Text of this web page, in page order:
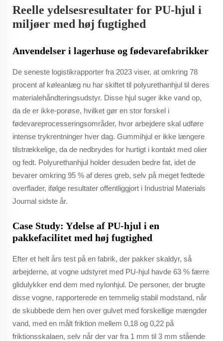
Reelle ydelsesresultater for PU-hjul i
miljøer med høj fugtighed
Anvendelser i lagerhuse og fødevarefabrikker
De seneste logistikrapporter fra 2023 viser, at omkring 78
procent af køleanlæg nu har skiftet til polyurethanhjul til deres
materialehåndteringsudstyr. Disse hjul suger ikke vand op,
da de er ikke-porøse, hvilket gør en stor forskel i
fødevareprocesseringsområder, hvor arbejdere skal udføre
intense trykrentninger hver dag. Gummihjul er ikke længere
tilstrækkelige, da de nedbrydes for hurtigt i kontakt med olier
og fedt. Polyurethanhjul holder desuden bedre fat, idet de
bevarer omkring 95 % af deres greb, selv på meget fedtede
overflader, ifølge resultater offentliggjort i Industrial Materials
Journal sidste år.
Case Study: Ydelse af PU-hjul i en
pakkefacilitet med høj fugtighed
Efter et helt års test på en fabrik, der pakker skaldyr, så
arbejderne, at vogne udstyret med PU-hjul havde 63 % færre
glidulykker end dem med nylonhjul. De personer, der brugte
disse vogne, rapporterede en temmelig stabil modstand, når
de skubbede dem hen over gulvet med forskellige mængder
vand, med en målt friktion mellem 0,18 og 0,22 på
friktionsskalaen, selv når der var fra 1 mm til 3 mm stående